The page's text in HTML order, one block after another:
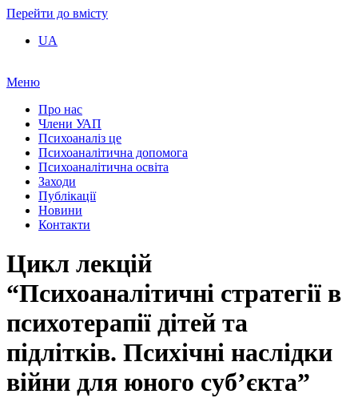
Перейти до вмісту
UA
Меню
Про нас
Члени УАП
Психоаналіз це
Психоаналітична допомога
Психоаналітична освіта
Заходи
Публікації
Новини
Контакти
Цикл лекцій
“Психоаналітичні стратегії в
психотерапії дітей та
підлітків. Психічні наслідки
війни для юного суб’єкта”